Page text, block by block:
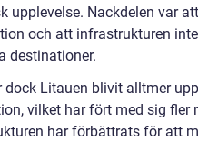
upplevelse. Nackdelen var
och att infrastrukturen
destinationer.
dock Litauen blivit alltmer
vilket har fört med sig fler
har förbättrats för att